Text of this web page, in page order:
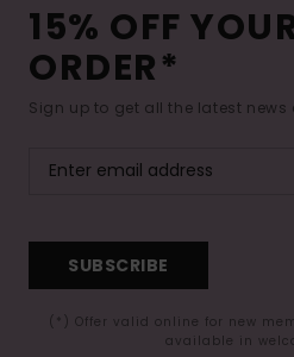
15% OFF
ORDER*
Sign up to get all the latest news
SUBSCRIBE
(*) Offer valid online for new
available in